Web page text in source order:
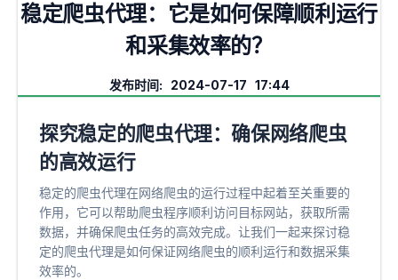
稳定爬虫代理：它是如何保障顺利运行
和采集效率的？
发布时间: 2024-07-17 17:44
探究稳定的爬虫代理：确保网络爬虫
的高效运行
稳定的爬虫代理在网络爬虫的运行过程中起着至关重要的
作用，它可以帮助爬虫程序顺利访问目标网站，获取所需
数据，并确保爬虫任务的高效完成。让我们一起来探讨稳
定的爬虫代理是如何保证网络爬虫的顺利运行和数据采集
效率的。